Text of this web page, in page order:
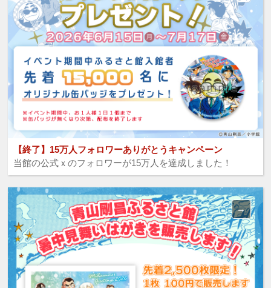
【終了】15万人フォロワーありがとうキャンペーン
当館の公式ｘのフォロワーが15万人を達成しました！